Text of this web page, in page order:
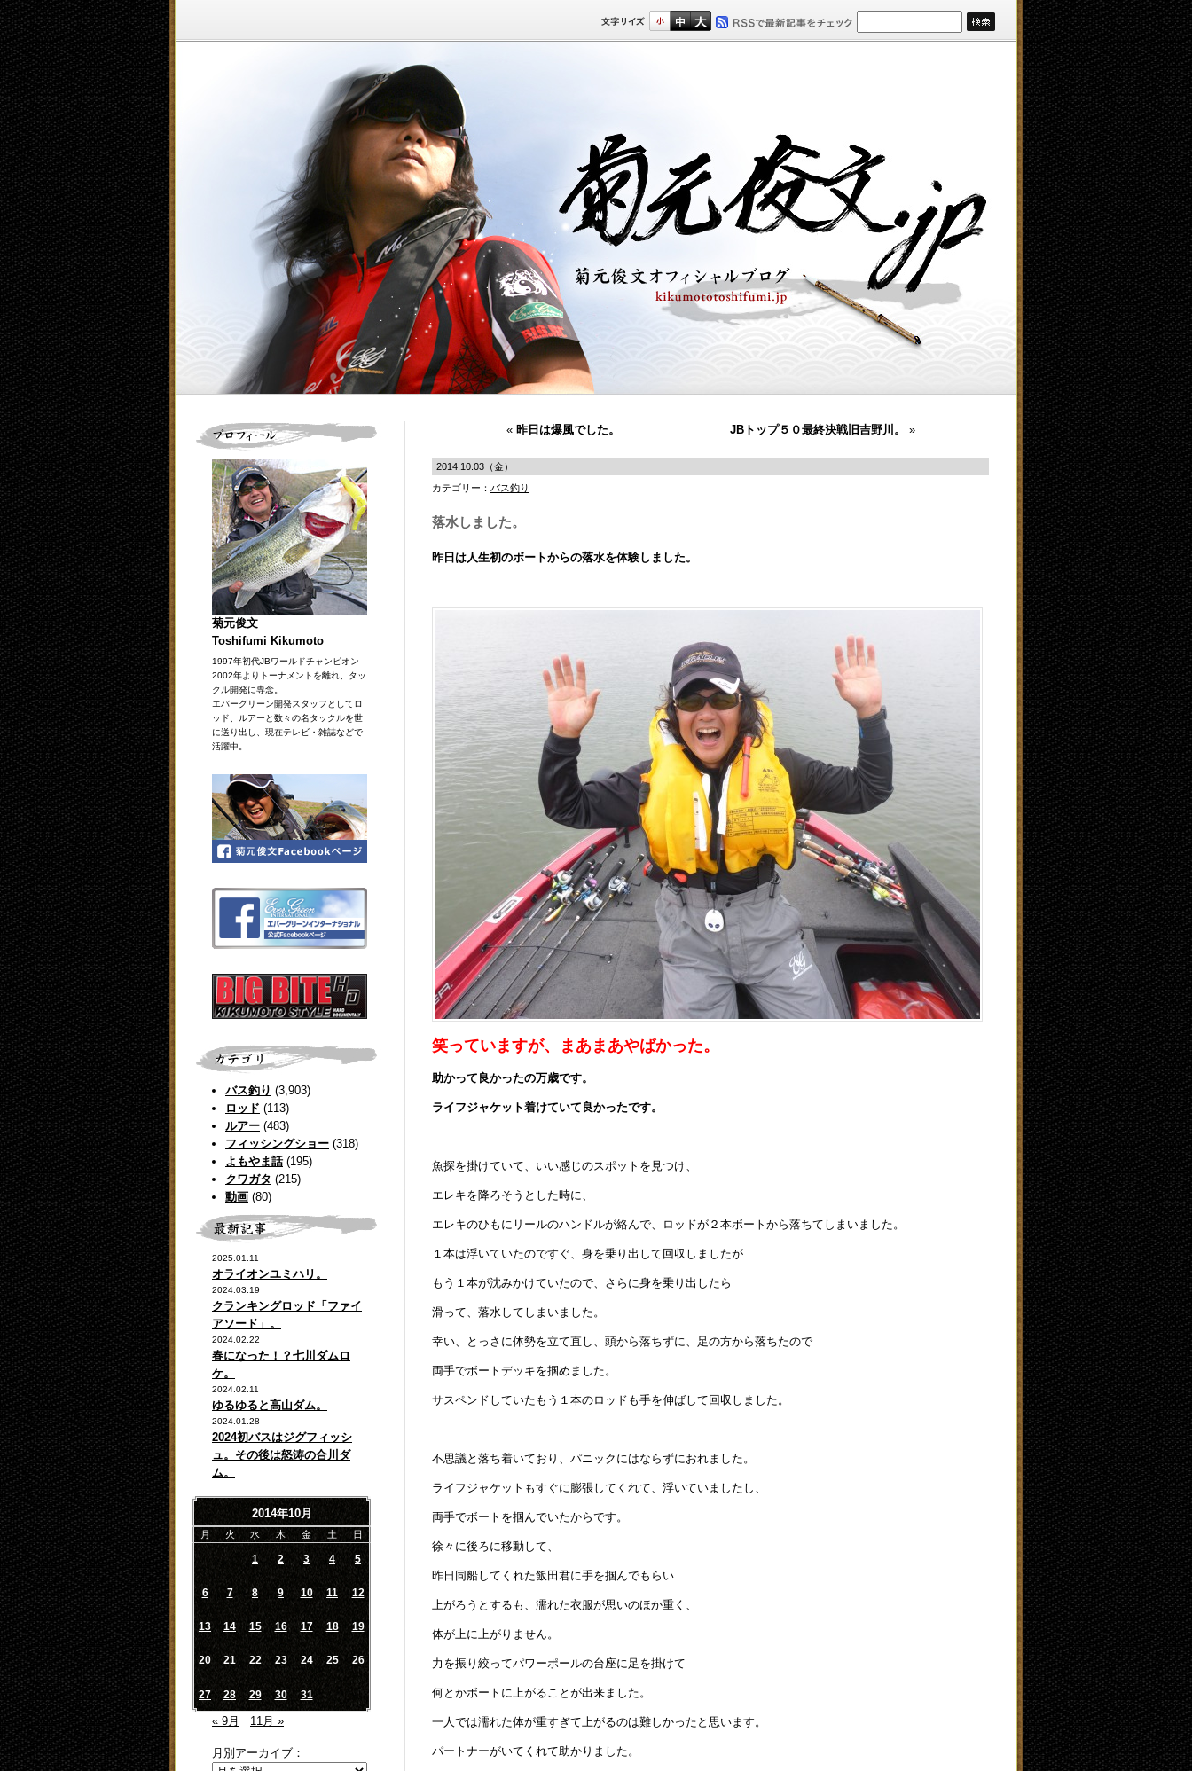
菊元俊文
Toshifumi Kikumoto
1997年初代JBワールドチャンピオン
2002年よりトーナメントを離れ、タッ
クル開発に専念。
エバーグリーン開発スタッフとしてロ
ッド、ルアーと数々の名タックルを世
に送り出し、現在テレビ・雑誌などで
活躍中。
バス釣り (3,903)
ロッド (113)
ルアー (483)
フィッシングショー (318)
よもやま話(195)
クワガタ (215)
動画 (80)
2025.01.11
オライオンユミハリ。
2024.03.19
クランキングロッド「ファイ
アソード」。
2024.02.22
春になった！？七川ダムロ
ケ。
2024.02.11
ゆるゆると高山ダム。
2024.01.28
2024初バスはジグフィッシ
ュ。その後は怒涛の合川ダ
ム。
2014年10月
月 火 水 木 金 土 日
1 2 3 4 5
6 7 8 9 10 11 12
13 14 15 16 17 18 19
20 21 22 23 24 25 26
27 28 29 30 31
« 9月 11月 »
月別アーカイブ：
« 昨日は爆風でした。 JBトップ５０最終決戦旧吉野川。 »
2014.10.03（金）
カテゴリー： バス釣り
落水しました。
昨日は人生初のボートからの落水を体験しました。
笑っていますが、まあまあやばかった。
助かって良かったの万歳です。
ライフジャケット着けていて良かったです。
魚探を掛けていて、いい感じのスポットを見つけ、
エレキを降ろそうとした時に、
エレキのひもにリールのハンドルが絡んで、ロッドが２本ボートから落ちてしまいました。
１本は浮いていたのですぐ、身を乗り出して回収しましたが
もう１本が沈みかけていたので、さらに身を乗り出したら
滑って、落水してしまいました。
幸い、とっさに体勢を立て直し、頭から落ちずに、足の方から落ちたので
両手でボートデッキを掴めました。
サスペンドしていたもう１本のロッドも手を伸ばして回収しました。
不思議と落ち着いており、パニックにはならずにおれました。
ライフジャケットもすぐに膨張してくれて、浮いていましたし、
両手でボートを掴んでいたからです。
徐々に後ろに移動して、
昨日同船してくれた飯田君に手を掴んでもらい
上がろうとするも、濡れた衣服が思いのほか重く、
体が上に上がりません。
力を振り絞ってパワーポールの台座に足を掛けて
何とかボートに上がることが出来ました。
一人では濡れた体が重すぎて上がるのは難しかったと思います。
パートナーがいてくれて助かりました。